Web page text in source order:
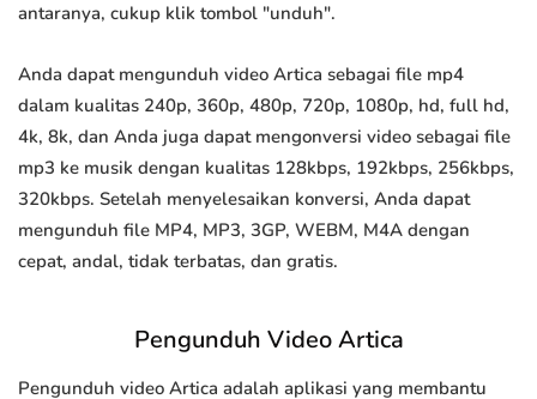
antaranya, cukup klik tombol "unduh".
Anda dapat mengunduh video Artica sebagai file mp4
dalam kualitas 240p, 360p, 480p, 720p, 1080p, hd, full hd,
4k, 8k, dan Anda juga dapat mengonversi video sebagai file
mp3 ke musik dengan kualitas 128kbps, 192kbps, 256kbps,
320kbps. Setelah menyelesaikan konversi, Anda dapat
mengunduh file MP4, MP3, 3GP, WEBM, M4A dengan
cepat, andal, tidak terbatas, dan gratis.
Pengunduh Video Artica
Pengunduh video Artica adalah aplikasi yang membantu